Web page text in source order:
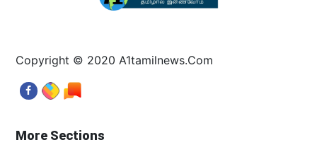
Copyright © 2020 A1tamilnews.Com
More Sections